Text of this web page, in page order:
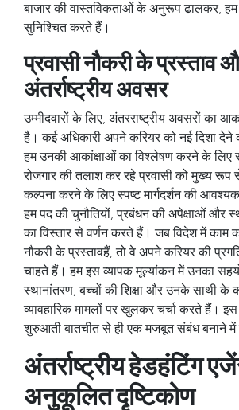
बाजार की वास्तविकताओं के अनुरूप ढालकर,
सुनिश्चित करते हैं।
प्रवासी नौकरी के प्रस्ताव
अंतर्राष्ट्रीय अवसर
उम्मीदवारों के लिए, अंतरराष्ट्रीय अवसरों का
है। कई अधिकारी अपने करियर को नई दिशा
हम उनकी आकांक्षाओं का विश्लेषण करने के लिए
रोजगार की तलाश कर रहे प्रवासी कोमुख्य रूप
कल्पना करने के लिए स्पष्ट मार्गदर्शन की
हम पद की चुनौतियों, प्रबंधन की अपेक्षाओं और
का विस्तार से वर्णन करते हैं। जबविदेश में काम
नौकरी के प्रस्तावहैं, तो वे अपने करियर की
चाहते हैं। हम इस व्यापक मूल्यांकन में उनका
स्थानांतरण, बच्चों की शिक्षा और उनके साथी के
व्यावहारिक मामलों पर खुलकर चर्चा करते हैं। इस
शुरुआती बातचीत से ही एक मजबूत संबंध बनाने में
अंतर्राष्ट्रीय हेडहंटिंग
अनुकूलित दृष्टिकोण